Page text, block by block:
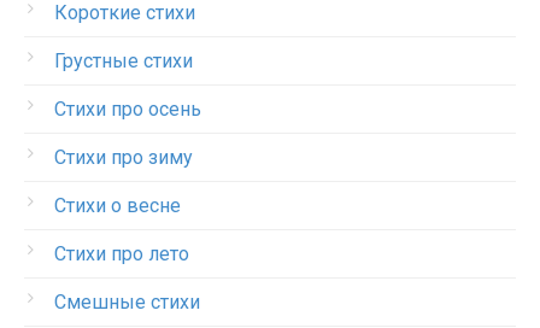
Короткие стихи
Грустные стихи
Стихи про осень
Стихи про зиму
Стихи о весне
Стихи про лето
Смешные стихи